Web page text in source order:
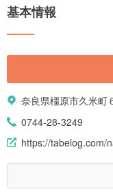
基本情報
奈良県橿原市久米町
0744-28-3249
https://tabelog.com/